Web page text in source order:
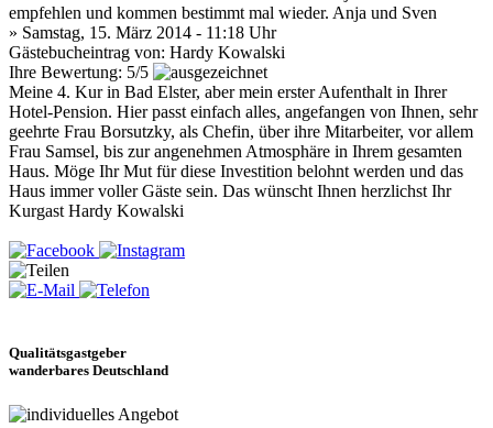
empfehlen und kommen bestimmt mal wieder. Anja und Sven
» Samstag, 15. März 2014 - 11:18 Uhr
Gästebucheintrag von: Hardy Kowalski
Ihre Bewertung: 5/5
Meine 4. Kur in Bad Elster, aber mein erster Aufenthalt in Ihrer
Hotel-Pension. Hier passt einfach alles, angefangen von Ihnen, sehr
geehrte Frau Borsutzky, als Chefin, über ihre Mitarbeiter, vor allem
Frau Samsel, bis zur angenehmen Atmosphäre in Ihrem gesamten
Haus. Möge Ihr Mut für diese Investition belohnt werden und das
Haus immer voller Gäste sein. Das wünscht Ihnen herzlichst Ihr
Kurgast Hardy Kowalski
Qualitätsgastgeber
wanderbares Deutschland